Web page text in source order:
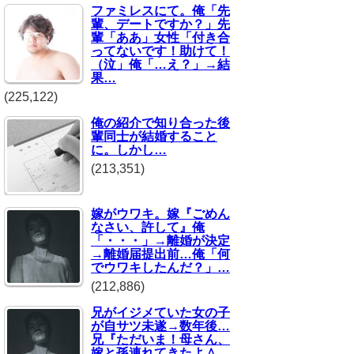
ファミレスにて。俺「先
輩、デートですか？」先
輩「ああ」女性「付き合
ってないです！助けて！
（泣」俺「…え？」→結
果…
(225,122)
俺の紹介で知り合った後
輩同士が結婚すること
に。しかし…
(213,351)
嫁がウワキ。嫁『ごめん
なさい、許して』俺
「・・・」→離婚が決定
→離婚届提出前…俺「何
でウワキしたんだ？」…
(212,886)
兄がイジメていた女の子
が自サツ未遂→数年後…
兄『ただいま！母さん、